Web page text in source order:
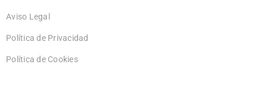
Aviso Legal
Política de Privacidad
Política de Cookies